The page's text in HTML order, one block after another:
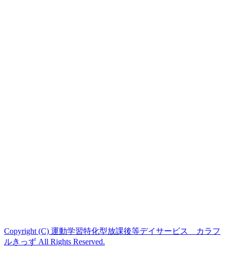
Copyright (C) 運動学習特化型放課後等デイサービス カラフ
ルきっず All Rights Reserved.